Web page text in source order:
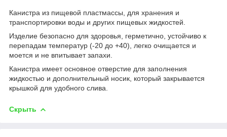
Канистра из пищевой пластмассы, для хранения и
транспортировки воды и других пищевых жидкостей.
Изделие безопасно для здоровья, герметично, устойчиво к
перепадам температур (-20 до +40), легко очищается и
моется и не впитывает запахи.
Канистра имеет основное отверстие для заполнения
жидкостью и дополнительный носик, который закрывается
крышкой для удобного слива.
Скрыть